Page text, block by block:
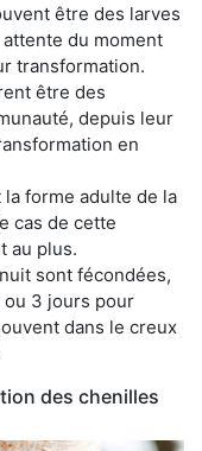
être des larves
du moment
transformation.
être des
depuis leur
en
forme adulte de la
cas de cette
au plus.
sont fécondées,
3 jours pour
dans le creux
des chenilles